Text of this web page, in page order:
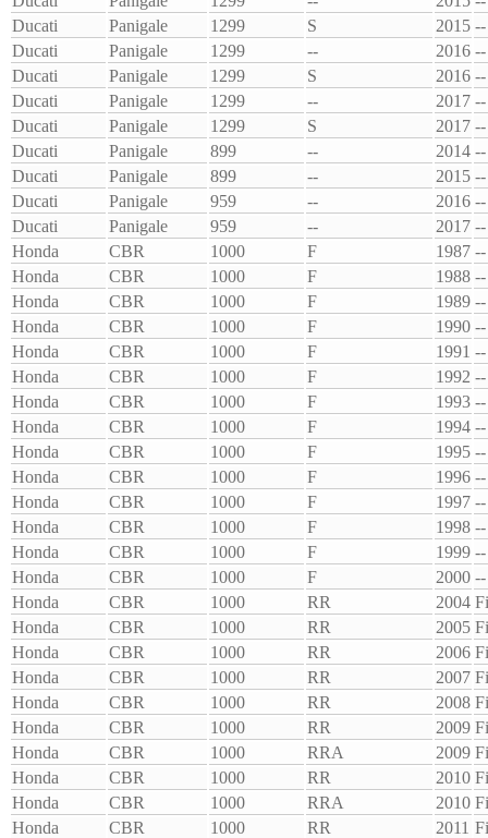
Ducati
Panigale 1299 S 2015 --
Ducati
Panigale 1299 -- 2016 --
Ducati
Panigale 1299 S 2016 --
Ducati
Panigale 1299 -- 2017 --
Ducati
Panigale 1299 S 2017 --
Ducati
Panigale 899 -- 2014 --
Ducati
Panigale 899 -- 2015 --
Ducati
Panigale 959 -- 2016 --
Ducati
Panigale 959 -- 2017 --
Honda
CBR 1000 F 1987 --
Honda
CBR 1000 F 1988 --
Honda
CBR 1000 F 1989 --
Honda
CBR 1000 F 1990 --
Honda
CBR 1000 F 1991 --
Honda
CBR 1000 F 1992 --
Honda
CBR 1000 F 1993 --
Honda
CBR 1000 F 1994 --
Honda
CBR 1000 F 1995 --
Honda
CBR 1000 F 1996 --
Honda
CBR 1000 F 1997 --
Honda
CBR 1000 F 1998 --
Honda
CBR 1000 F 1999 --
Honda
CBR 1000 F 2000 --
Honda
CBR 1000 RR 2004
Honda
CBR 1000 RR 2005
Honda
CBR 1000 RR 2006
Honda
CBR 1000 RR 2007
Honda
CBR 1000 RR 2008
Honda
CBR 1000 RR 2009
Honda
CBR 1000 RRA 2009
Honda
CBR 1000 RR 2010
Honda
CBR 1000 RRA 2010
Honda
CBR 1000 RR 2011